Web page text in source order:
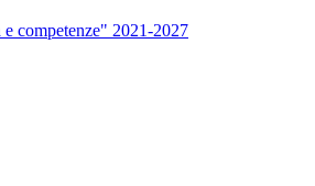
competenze" 2021-2027